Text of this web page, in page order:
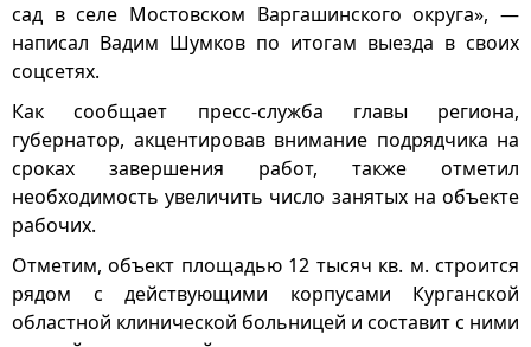
сад в селе Мостовском Варгашинского округа», —
написал Вадим Шумков по итогам выезда в своих
соцсетях.
Как сообщает пресс-служба главы региона,
губернатор, акцентировав внимание подрядчика на
сроках завершения работ, также отметил
необходимость увеличить число занятых на объекте
рабочих.
Отметим, объект площадью 12 тысяч кв. м. строится
рядом с действующими корпусами Курганской
областной клинической больницей и составит с ними